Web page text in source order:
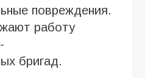
повреждения.
работу
бригад.